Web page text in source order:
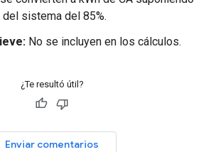
sistema del 85%.
No se incluyen en los cálculos.
¿Te resultó útil?
Enviar comentarios